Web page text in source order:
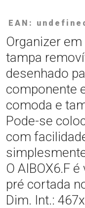
EAN:
Organizer
tampa
desenhado
componente
comoda e
Pode-se
com
O AIBOX6.F
pré cortada
Dim. Int.: